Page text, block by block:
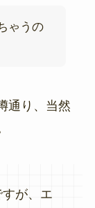
ゃうの
通り、当然
が、エ